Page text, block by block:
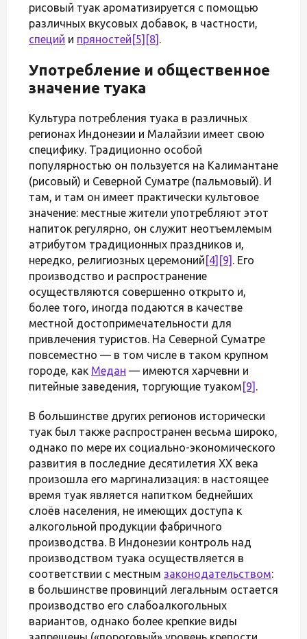
рисовый туак ароматизируется с помощью
различных вкусовых добавок, в частности,
специй и пряностей [5] [8] .
Употребление и общественное
значение туака
Культура потребления туака в различных
регионах Индонезии и Малайзии имеет свою
специфику. Традиционно особой
популярностью он пользуется на Калимантане
(рисовый) и Северной Суматре (пальмовый). И
там, и там он имеет практически культовое
значение: местные жители употребляют этот
напиток регулярно, он служит неотъемлемым
атрибутом традиционных праздников и,
нередко, религиозных церемоний [4] [9] . Его
производство и распространение
осуществляются совершенно открыто и,
более того, иногда подаются в качестве
местной достопримечательности для
привлечения туристов. На Северной Суматре
повсеместно — в том числе в таком крупном
городе, как Медан — имеются харчевни и
питейные заведения, торгующие туаком [9] .
В большинстве других регионов исторически
туак был также распространен весьма широко,
однако по мере их социально-экономического
развития в последние десятилетия XX века
произошла его маргинализация: в настоящее
время туак является напитком беднейших
слоёв населения, не имеющих доступа к
алкогольной продукции фабричного
производства. В Индонезии контроль над
производством туака осуществляется в
соответствии с местным законодательством:
в большинстве провинций легальным остается
производство его слабоалкогольных
вариантов, однако более крепкие виды